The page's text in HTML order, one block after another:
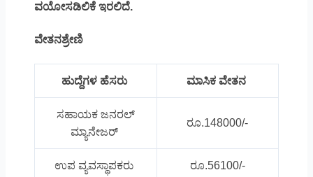
ವಯೋಸಡಿಲಿಕೆ ಇರಲಿದೆ.
ವೇತನಶ್ರೇಣಿ
ಹುದ್ದೆಗಳ ಹೆಸರು ಮಾಸಿಕ ವೇತನ
ಸಹಾಯಕ ಜನರಲ್
ಮ್ಯಾನೇಜರ್
ರೂ.148000/-
ಉಪ ವ್ಯವಸ್ಥಾಪಕರು ರೂ.56100/-